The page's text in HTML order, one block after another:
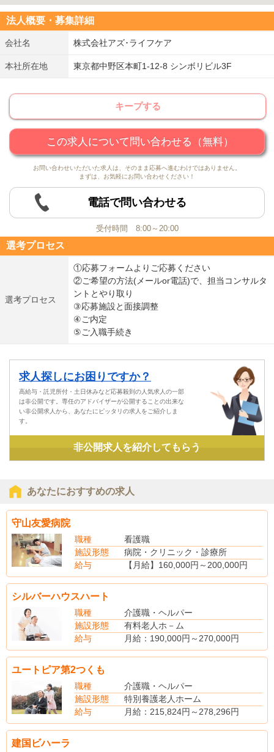
法人概要・募集詳細
会社名 株式会社アズ･ライフケア
本社所在地 東京都中野区本町1-12-8 シンボリビル3F
キープする
この求人について問い合わせる（無料）
お問い合わせいただいた求人は、そのまま応募へ進むわけではありません。
まずは、お気軽にお問い合わせください！
電話で問い合わせる
受付時間 8:00～20:00
選考プロセス
選考プロセス
①応募フォームよりご応募ください
②ご希望の方法(メールor電話)で、担当コンサルタ
ントとやり取り
③応募施設と面接調整
④ご内定
⑤ご入職手続き
求人探しにお困りですか？
高給与・託児所付・土日休みなど応募殺到の人気求人の一部
は非公開です。専任のアドバイザーが公開することの出来な
い非公開求人から、あなたにピッタリの求人をご紹介しま
す。
非公開求人を紹介してもらう
あなたにおすすめの求人
守山友愛病院
職種
看護職
施設形態
病院・クリニック・診療所
給与
【月給】160,000円～200,000円
【賞与】年2回
【退職金】あり
シルバーハウスハート
職種
介護職・ヘルパー
施設形態
有料老人ホ－ム
給与
月給：190,000円～270,000円
（手当内訳）
特別手当
休日手当
夜勤手当
賞与あり（年2回・計2ヶ月分）
ユートピア第2つくも
職種
介護職・ヘルパー
施設形態
特別養護老人ホーム
給与
月給：215,824円～278,296円
（手当内訳）
建国ビハーラ